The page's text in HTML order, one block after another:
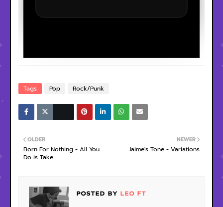
Tags Pop Rock/Punk
NEWER
Jaime's Tone - Variations
OLDER
Born For Nothing - All You
Do is Take
POSTED BY LEO FT